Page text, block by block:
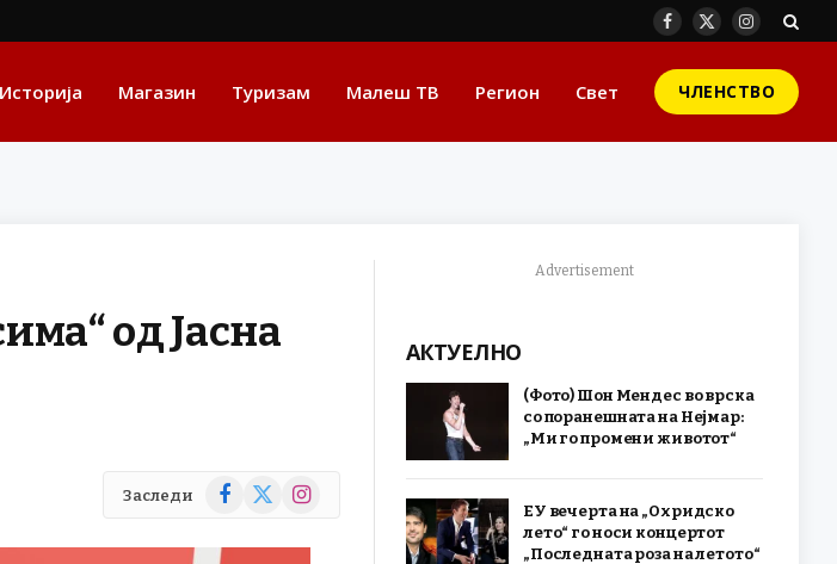
Facebook
X
Instagram
Историја Магазин Туризам Малеш ТВ Регион Свет ЧЛЕНСТВО
од Јасна
Заследи Facebook
X
Instagram
Advertisement
АКТУЕЛНО
(Фото) Шон Мендес во врска
со поранешната на Нејмар:
„Ми го промени животот“
ЕУ вечерта на „Охридско
лето“ го носи концертот
„Последната роза на летото“